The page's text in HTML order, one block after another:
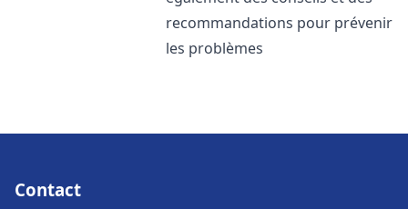
recommandations pour prévenir
les problèmes
Contact